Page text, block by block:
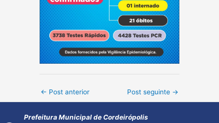
Post
← Post anterior Post seguinte →
Prefeitura Municipal de Cordeirópolis